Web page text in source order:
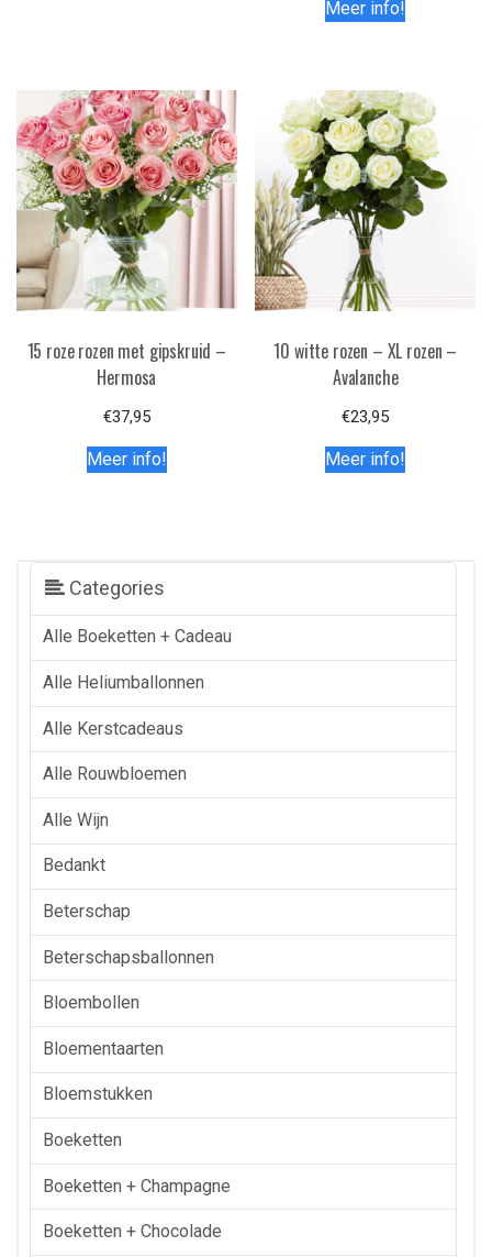
Meer info!
15 roze rozen met gipskruid –
Hermosa
€37,95
Meer info!
10 witte rozen – XL rozen –
Avalanche
€23,95
Meer info!
Categories
Alle Boeketten + Cadeau
Alle Heliumballonnen
Alle Kerstcadeaus
Alle Rouwbloemen
Alle Wijn
Bedankt
Beterschap
Beterschapsballonnen
Bloembollen
Bloementaarten
Bloemstukken
Boeketten
Boeketten + Champagne
Boeketten + Chocolade